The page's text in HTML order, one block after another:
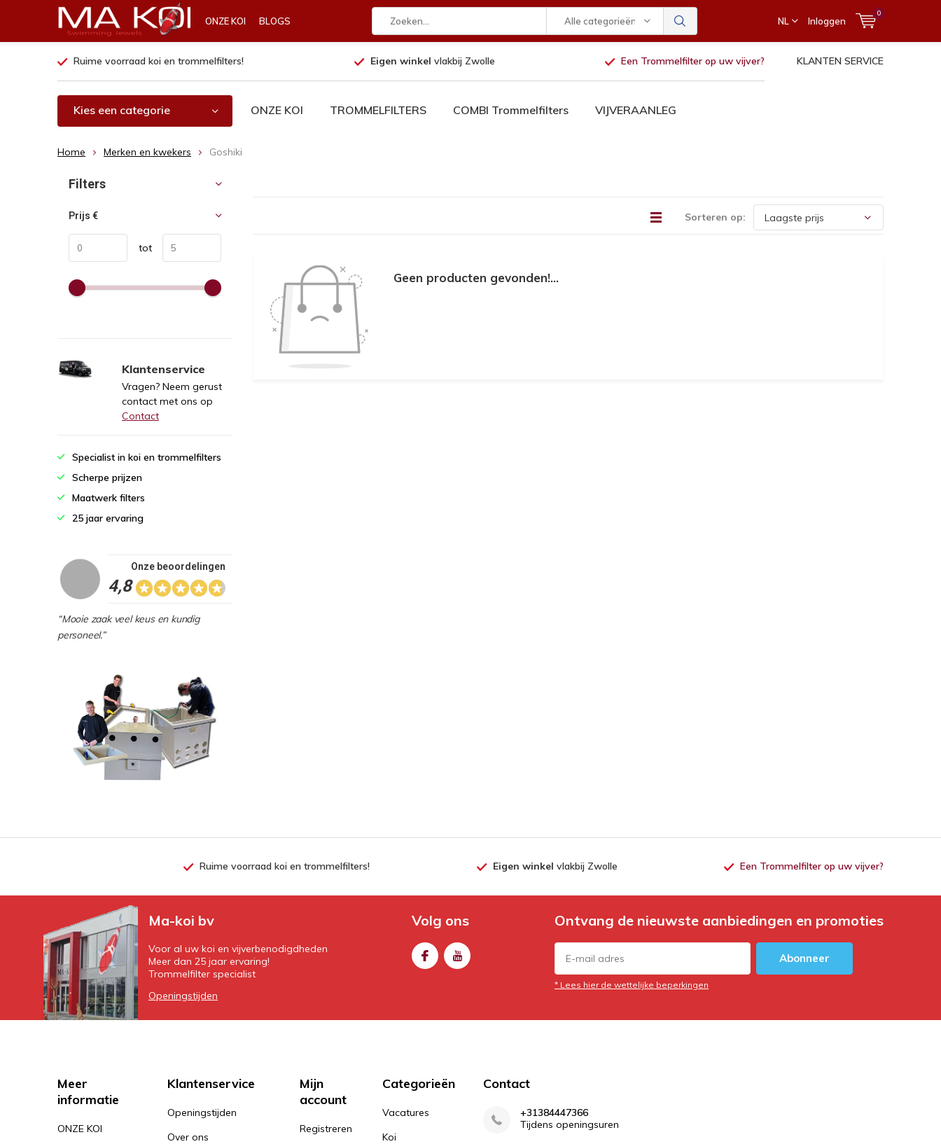
ONZE KOI BLOGS Alle categorieën NL Inloggen
0
Ruime voorraad koi en trommelfilters! Eigen winkel vlakbij Zwolle Een Trommelfilter op uw vijver? KLANTEN SERVICE
Kies een categorie ONZE KOI TROMMELFILTERS COMBI Trommelfilters VIJVERAANLEG
Home Merken en kwekers Goshiki
Sorteren op:
Geen producten gevonden!...
Sorteren op:
Filters
Prijs €
tot
Klantenservice
Vragen? Neem gerust
contact met ons op
Contact
Specialist in koi en trommelfilters
Scherpe prijzen
Maatwerk filters
25 jaar ervaring
4,8
Onze beoordelingen
“Mooie zaak veel keus en kundig
personeel.”
Ruime voorraad koi en trommelfilters! Eigen winkel vlakbij Zwolle Een Trommelfilter op uw vijver?
Ma-koi bv
Voor al uw koi en vijverbenodigdheden
Meer dan 25 jaar ervaring!
Trommelfilter specialist
Openingstijden
Volg ons Ontvang de nieuwste aanbiedingen en promoties
Abonneer
* Lees hier de wettelijke beperkingen
Meer
informatie
ONZE KOI
Klantenservice
Openingstijden
Over ons
Mijn
account
Registreren
Categorieën
Vacatures
Koi
Contact
+31384447366
Tijdens openingsuren